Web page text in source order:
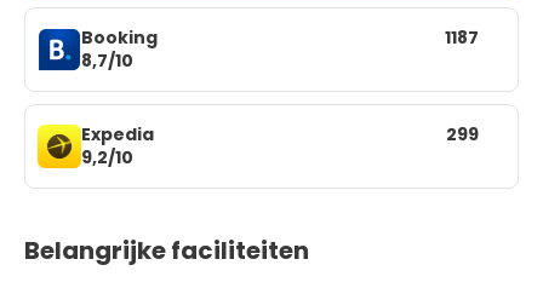
Booking
8,7/10
1187
Expedia
9,2/10
299
Belangrijke faciliteiten